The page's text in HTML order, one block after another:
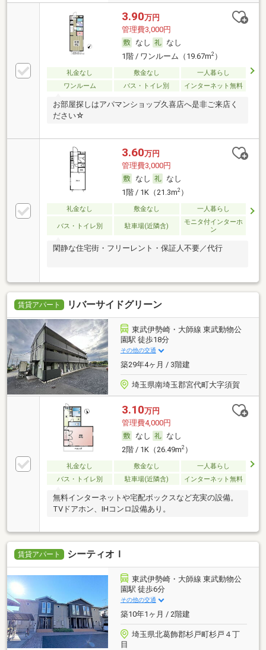
3.90万円
管理費3,000円
なし
なし
1階 / ワンルーム（19.67m2）
礼金なし 敷金なし
一人暮らし
ワンルーム
バス・トイレ別 インターネット無料
お部屋探しはアパマンショップ久喜店へ是非ご来店く
ださい☆
3.60万円
管理費3,000円
なし
なし
1階 / 1K（21.3m2）
礼金なし 敷金なし 一人暮らし
バス・トイレ別 駐車場(近隣含)
モニタ付インターホ
ン
閑静な住宅街・フリーレント・保証人不要／代行
賃貸アパート リバーサイドグリーン
東武伊勢崎・大師線 東武動物公
園駅 徒歩18分
その他の交通
築29年4ヶ月 / 3階建
埼玉県南埼玉郡宮代町大字須賀
3.10万円
管理費4,000円
なし
なし
2階 / 1K（26.49m2）
礼金なし 敷金なし
一人暮らし
バス・トイレ別
駐車場(近隣含) インターネット無料
無料インターネットや宅配ボックスなど充実の設備。
TVドアホン、IHコンロ設備あり。
賃貸アパート シーティオＩ
東武伊勢崎・大師線 東武動物公
園駅 徒歩6分
その他の交通
築10年1ヶ月 / 2階建
埼玉県北葛飾郡杉戸町杉戸４丁
目